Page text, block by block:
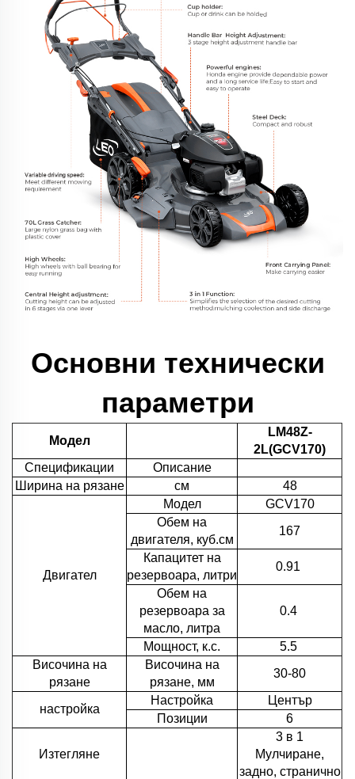
Основни технически
параметри
Модел
LM48Z-
2L(GCV170)
Спецификации
Описание
Ширина на рязане
см 48
Двигател
Модел
GCV170
Обем на
двигателя, куб.см
167
Капацитет на
резервоара, литри
0.91
Обем на
резервоара за
масло, литра
0.4
Мощност, к.с.
5.5
Височина на
рязане
Височина на
рязане, мм
30-80
настройка
Настройка
Център
Позиции
6
Изтегляне
3 в 1
Мулчиране,
задно, странично